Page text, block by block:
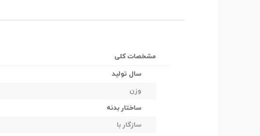
مشخصات کلی
سال تولید
وزن
ساختار بدنه
سازگار با